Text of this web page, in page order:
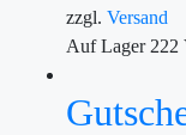
zzgl. Versand
Auf Lager222